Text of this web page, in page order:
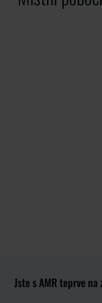
Jste s AMR teprve